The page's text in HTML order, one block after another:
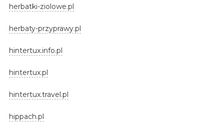
herbatki-ziolowe.pl
herbaty-przyprawy.pl
hintertux.info.pl
hintertux.pl
hintertux.travel.pl
hippach.pl